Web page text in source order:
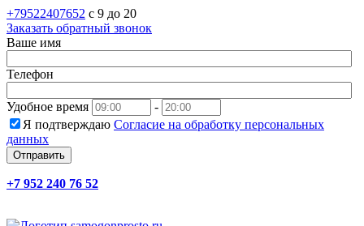
+79522407652 c 9 до 20
Заказать обратный звонок
Ваше имя
Телефон
Удобное время
-
Я подтверждаю Согласие на обработку персональных
данных
Отправить
+7 952 240 76 52